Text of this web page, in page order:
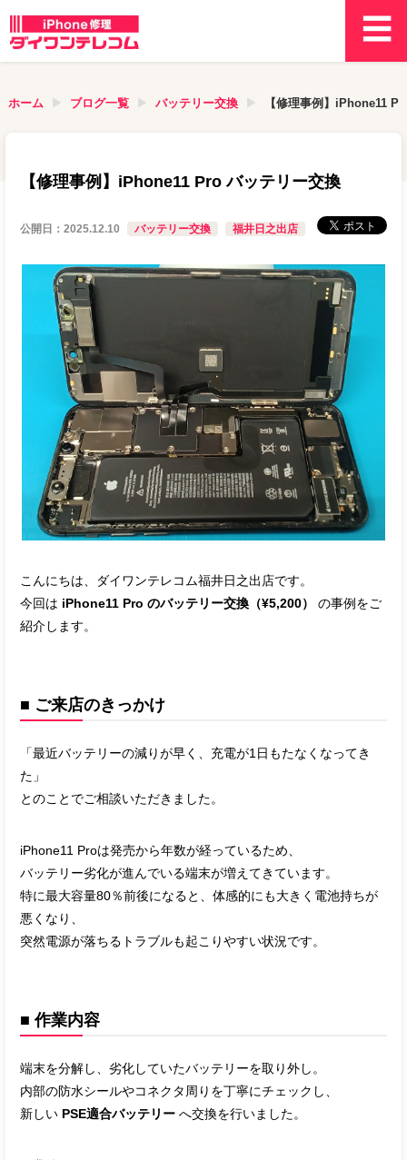
ホーム ブログ一覧 バッテリー交換 【修理事例】iPhone11
【修理事例】iPhone11 Pro バッテリー交換
公開日：2025.12.10 バッテリー交換 福井日之出店
こんにちは、ダイワンテレコム福井日之出店です。
今回は iPhone11 Pro のバッテリー交換（¥5,200）
の事例をご
紹介します。
■ ご来店のきっかけ
「最近バッテリーの減りが早く、充電が1日もたなくなってき
た」
とのことでご相談いただきました。
iPhone11 Proは発売から年数が経っているため、
バッテリー劣化が進んでいる端末が増えてきています。
特に最大容量80％前後になると、体感的にも大きく電池持ちが
悪くなり、
突然電源が落ちるトラブルも起こりやすい状況です。
■ 作業内容
端末を分解し、劣化していたバッテリーを取り外し。
内部の防水シールやコネクタ周りを丁寧にチェックし、
新しい PSE適合バッテリー へ交換を行いました。